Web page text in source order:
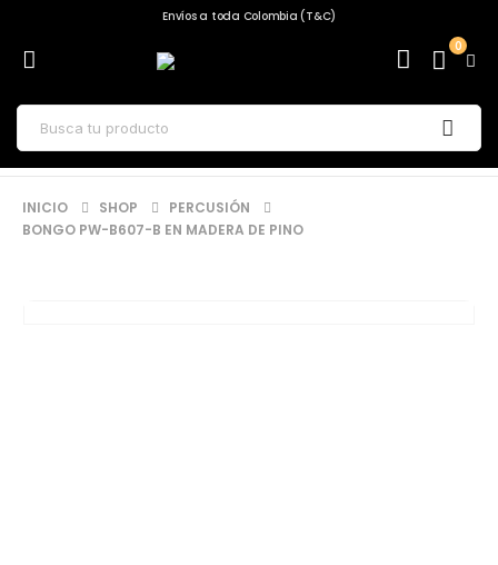
Envíos a toda Colombia (T&C)
0
INICIO SHOP
PERCUSIÓN
BONGO PW-B607-B EN MADERA DE PINO